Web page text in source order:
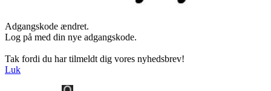
Adgangskode ændret.
Log på med din nye adgangskode.
Tak fordi du har tilmeldt dig vores nyhedsbrev!
Luk